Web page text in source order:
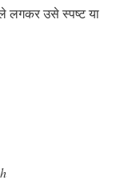
लगकर उसे स्पष्ट या